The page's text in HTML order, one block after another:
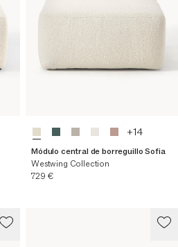
+14
Módulo central de borreguillo Sofia
Westwing Collection
Precio actual
729 €